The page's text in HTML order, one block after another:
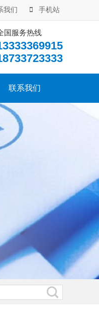
我们 手机站
国服务热线
联系我们